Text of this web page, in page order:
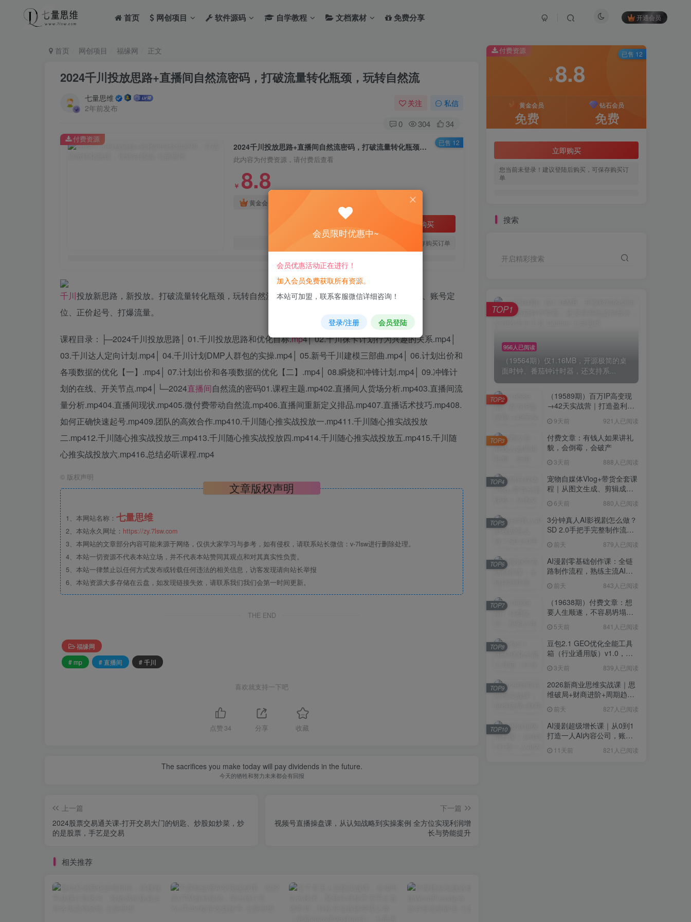
首页 网创项目 软件源码 自学教程 文档素材 免费分享 开通会员
首页 网创项目 福缘网 正文
2024千川投放思路+直播间自然流密码，打破流量转化瓶颈，玩转自然流
七量思维
2年前发布
关注 私信
0 304 34
2024千川投放思路+直播间自然流密码，打破流量转化瓶颈，玩转自然流
此内容为付费资源，请付费后查看
￥ 8.8
黄金会员
立即购买
您当前未登录！建议登陆后购买，可保存购买订单
付费资源 已售 12
千川投放新思路，新投放。打破流量转化瓶颈，玩转自然流内容：快速完成冷启动，自然流快速递增、账号定
位、正价起号、打爆流量。
课程目录：├─2024千川投放思路│ 01.千川投放思路和优化目标.mp4│ 02.千川徕卡计划行为兴趣的关系.mp4│
03.千川达人定向计划.mp4│ 04.千川计划DMP人群包的实操.mp4│ 05.新号千川建模三部曲.mp4│ 06.计划出价和
各项数据的优化【一】.mp4│ 07.计划出价和各项数据的优化【二】.mp4│ 08.瞬烧和冲锋计划.mp4│ 09.冲锋计
划的在线、开关节点.mp4│└─2024直播间自然流的密码01.课程主题.mp402.直播间人货场分析.mp403.直播间流
量分析.mp404.直播间现状.mp405.微付费带动自然流.mp406.直播间重新定义排品.mp407.直播话术技巧.mp408.
如何正确快速起号.mp409.团队的高效合作.mp410.千川随心推实战投放一.mp411.千川随心推实战投放
二.mp412.千川随心推实战投放三.mp413.千川随心推实战投放四.mp414.千川随心推实战投放五.mp415.千川随
心推实战投放六.mp416.总结必听课程.mp4
© 版权声明
文章版权声明
1、本网站名称： 七量思维
2、本站永久网址： https://zy.7lsw.com
3、本网站的文章部分内容可能来源于网络，仅供大家学习与参考，如有侵权，请联系站长微信：v-7lsw进行删除处理。
4、本站一切资源不代表本站立场，并不代表本站赞同其观点和对其真实性负责。
5、本站一律禁止以任何方式发布或转载任何违法的相关信息，访客发现请向站长举报
6、本站资源大多存储在云盘，如发现链接失效，请联系我们我们会第一时间更新。
THE END
福缘网
# mp
# 直播间 # 千川
喜欢就支持一下吧
点赞 34 分享 收藏
The sacrifices you make today will pay dividends in the future.
今天的牺牲和努力未来都会有回报
上一篇
2024股票交易通关课-打开交易大门的钥匙、炒股如炒菜，炒
的是股票，手艺是交易
下一篇
视频号直播操盘课，从认知战略到实操案例 全方位实现利润增
长与势能提升
相关推荐
付费资源
￥ 8.8
黄金会员
免费
钻石会员
免费
立即购买
您当前未登录！建议登陆后购买，可保存购买订
单
已售 12
搜索
开启精彩搜索
956人已阅读
（19564期）仅1.16MB，开源极简的桌
面时钟、番茄钟计时器，还支持系...
TOP1
（19589期）百万IP高变现
→42天实战营｜打造盈利赚
域转化批量成交积累客户案
例
9天前 921人已阅读
TOP2
付费文章：有钱人如果讲礼
貌，会倒霉，会破产
3天前 888人已阅读
TOP3
宠物自媒体Vlog+带货全套课
程｜从图文生成、剪辑成片
6天前 880人已阅读
TOP4
3分钟真人AI影视剧怎么做？
SD 2.0手把手完整制作流程
无限生成
前天 879人已阅读
TOP5
AI漫剧零基础创作课：全链
路制作流程，熟练主流AI工
前天 843人已阅读
TOP6
（19638期）付费文章：想
要人生顺遂，不容易坍塌，
5天前 841人已阅读
TOP7
豆包2.1 GEO优化全能工具
箱（行业通用版）v1.0，会
景 3天前 839人已阅读
TOP8
2026新商业思维实战课｜思
维破局+财商进阶+周期趋势
度解析全体系
前天 827人已阅读
TOP9
AI漫剧超级增长课｜从0到1
打造一人AI内容公司，账号
流程实战
11天前 821人已阅读
TOP10
会员限时优惠中~
会员优惠活动正在进行！
加入会员免费获取所有资源。
本站可加盟，联系客服微信详细咨询！
登录/注册 会员登陆